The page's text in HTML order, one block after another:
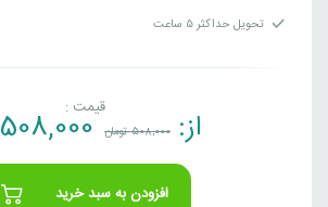
تحویل حداکثر ۵ ساعت
قیمت : از: 508,000تومان 508,000
افزودن به سبد خرید